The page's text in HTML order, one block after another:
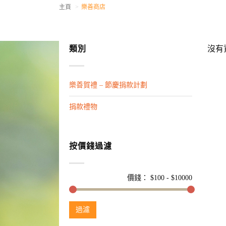
主頁 樂善商店
類別
樂善賀禮 – 節慶捐款計劃
捐款禮物
按價錢過濾
價錢： $100- $10000
過濾
沒有